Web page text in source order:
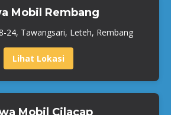
Mobil Rembang
24, Tawangsari, Leteh, Rembang
Lihat Lokasi
Mobil Cilacap